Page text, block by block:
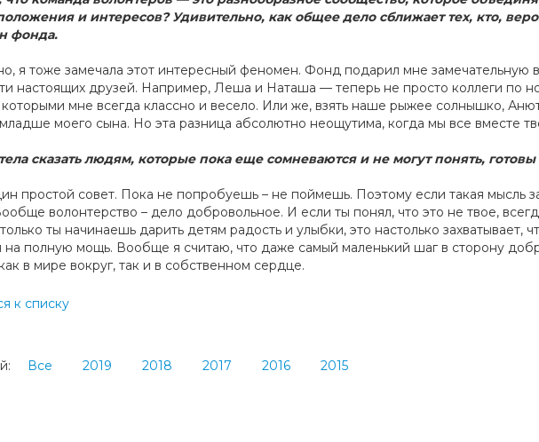
и интересов? Удивительно, как общее дело сближает тех, кто,
фонда.
я тоже замечала этот интересный феномен. Фонд подарил мне замечательную
настоящих друзей. Например, Леша и Наташа — теперь не просто коллеги по
мне всегда классно и весело. Или же, взять наше рыжее солнышко,
моего сына. Но эта разница абсолютно неощутима, когда мы все вместе
сказать людям, которые пока еще сомневаются и не могут понять,
простой совет. Пока не попробуешь – не поймешь. Поэтому если такая мысль
волонтерство – дело добровольное. И если ты понял, что это не твое,
только ты начинаешь дарить детям радость и улыбки, это настолько захватывает,
на полную мощь. Вообще я считаю, что даже самый маленький шаг в сторону
в мире вокруг, так и в собственном сердце.
к списку
Все 2019 2018 2017 2016 2015